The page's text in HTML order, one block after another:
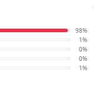
98%
1%
0%
0%
1%